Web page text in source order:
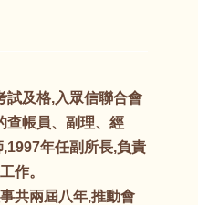
試及格,入眾信聯合會
查帳員、副理、經
年任副所長,負責
作。
共兩屆八年,推動會